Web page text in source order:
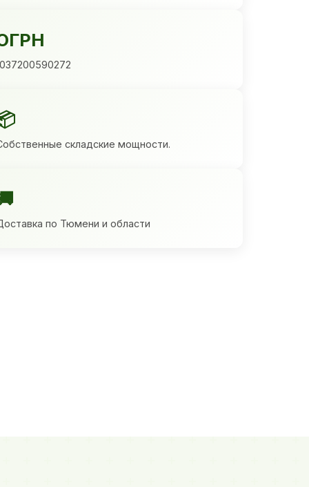
складские мощности.
по Тюмени и области